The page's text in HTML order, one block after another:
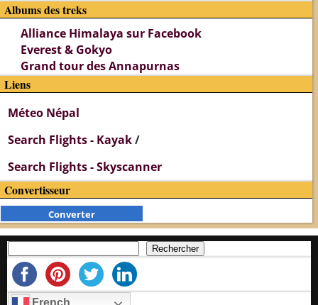
Albums des treks
Alliance Himalaya sur Facebook
Everest & Gokyo
Grand tour des Annapurnas
Liens
Méteo Népal
Search Flights - Kayak/
Search Flights - Skyscanner
Convertisseur
Converter
Rechercher
French